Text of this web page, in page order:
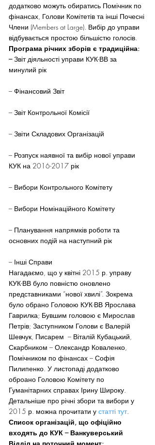
додатково можуть обиратись Помічник по
фінансах, Голови Комітетів та інші Почесні
Члени (Members at Large). Вибір до управи
відбувається простою більшістю голосів.
Програма річних зборів є традиційна:
– Звіт діяльності управи КУК-ВВ за
минулий рік
– Фінансовий Звіт
– Звіт Контрольної Комісії
– Звіти Складових Організацій
– Розпуск наявної та вибір нової управи
КУК на 2016-2017 рік
– Вибори Контрольного Комітету
– Вибори Номінаційного Комітету
– Планування напрямків роботи та
основних подій на наступний рік
– Інші Справи
Нагадаємо, що у квітні 2015 р. управу
КУК-ВВ було повністю оновлено
представниками “нової хвилі”. Зокрема
було обрано Головою КУК-ВВ Ярослава
Гаврилка; Бувшим головою є Мирослав
Петрів; Заступником Голови є Валерій
Шевчук, Писарем  – Віталій Кубацький,
Скарбником – Олександр Коваленко,
Помічником по фінансах – Софія
Пилипенко. У листопаді додатково
оброано Головою Комітету по
Гуманітарних справах Ірину Широку.
Детальніше про річні збори та вибори у
2015 р. можна прочитати у статті тут.
Список організацій, що офіційно
входять до КУК – Ванкуверський